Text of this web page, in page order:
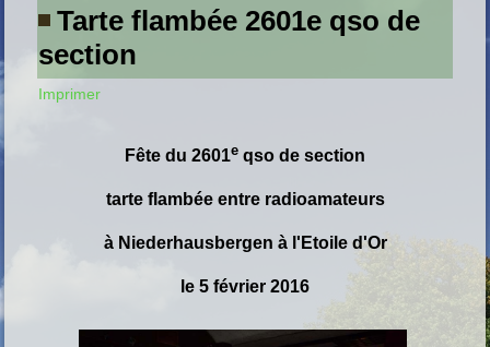
Tarte flambée 2601e qso de
section
Imprimer
Fête du 2601e qso de section
tarte flambée entre radioamateurs
à Niederhausbergen à l'Etoile d'Or
le 5 février 2016